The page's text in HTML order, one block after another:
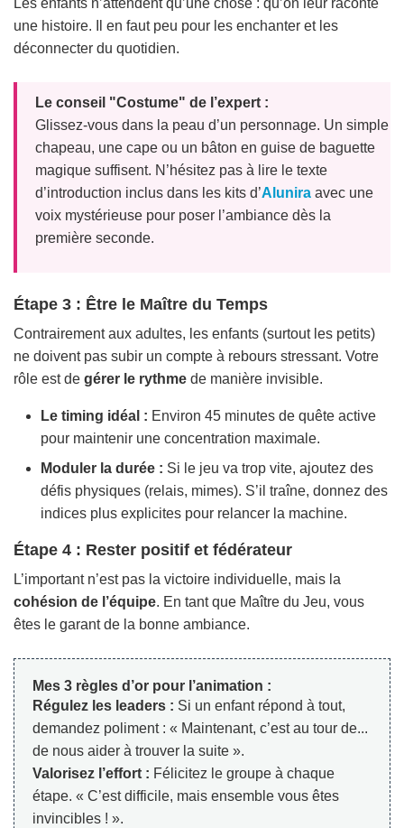
Les enfants n’attendent qu’une chose : qu’on leur raconte
une histoire. Il en faut peu pour les enchanter et les
déconnecter du quotidien.
Le conseil "Costume" de l’expert :
Glissez-vous dans la peau d’un personnage. Un simple
chapeau, une cape ou un bâton en guise de baguette
magique suffisent. N’hésitez pas à lire le texte
d’introduction inclus dans les kits d’Alunira avec une
voix mystérieuse pour poser l’ambiance dès la
première seconde.
Étape 3 : Être le Maître du Temps
Contrairement aux adultes, les enfants (surtout les petits)
ne doivent pas subir un compte à rebours stressant. Votre
rôle est de gérer le rythme de manière invisible.
Le timing idéal : Environ 45 minutes de quête active
pour maintenir une concentration maximale.
Moduler la durée : Si le jeu va trop vite, ajoutez des
défis physiques (relais, mimes). S’il traîne, donnez des
indices plus explicites pour relancer la machine.
Étape 4 : Rester positif et fédérateur
L’important n’est pas la victoire individuelle, mais la
cohésion de l’équipe. En tant que Maître du Jeu, vous
êtes le garant de la bonne ambiance.
Mes 3 règles d’or pour l’animation :
Régulez les leaders : Si un enfant répond à tout,
demandez poliment : « Maintenant, c’est au tour de...
de nous aider à trouver la suite ».
Valorisez l’effort : Félicitez le groupe à chaque
étape. « C’est difficile, mais ensemble vous êtes
invincibles ! ».